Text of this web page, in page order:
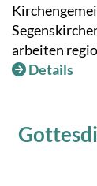
arbeiten
 Details